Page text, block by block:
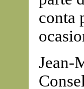
conta
Jean-